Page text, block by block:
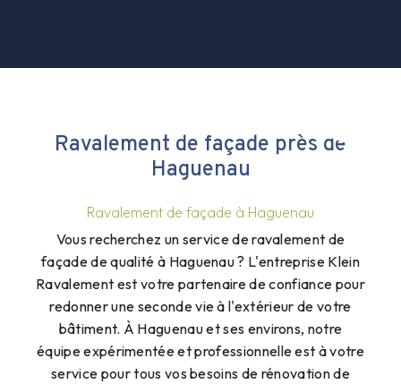
Ravalement de façade près de
Haguenau
Ravalement de façade à Haguenau
Vous recherchez un service de ravalement de
façade de qualité à Haguenau ? L'entreprise Klein
Ravalement est votre partenaire de confiance pour
redonner une seconde vie à l'extérieur de votre
bâtiment. À Haguenau et ses environs, notre
équipe expérimentée et professionnelle est à votre
service pour tous vos besoins de rénovation de